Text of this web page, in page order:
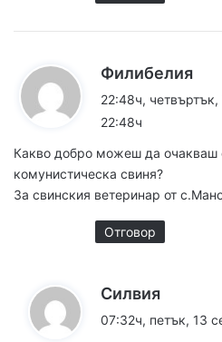
Филибелия
:
22:48ч,
22:48ч
Какво добро можеш да очакваш
комунистическа свиня?
За свинския ветеринар от
Отговор
Силвия
07:32ч, петък, 13